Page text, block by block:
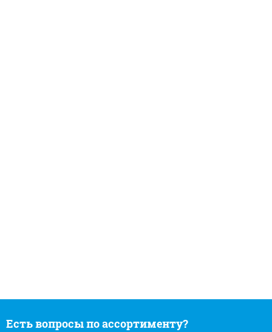
Есть вопросы по ассортименту?